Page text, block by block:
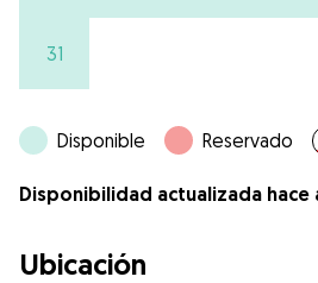
31
Disponible Reservado
Disponibilidad actualizada hace
Ubicación